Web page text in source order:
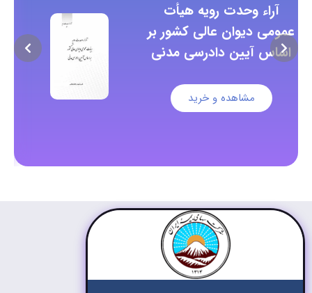
آراء وحدت رویه هیأت
عمومی دیوان عالی کشور بر
اساس آیین دادرسی مدنی
مشاهده و خرید